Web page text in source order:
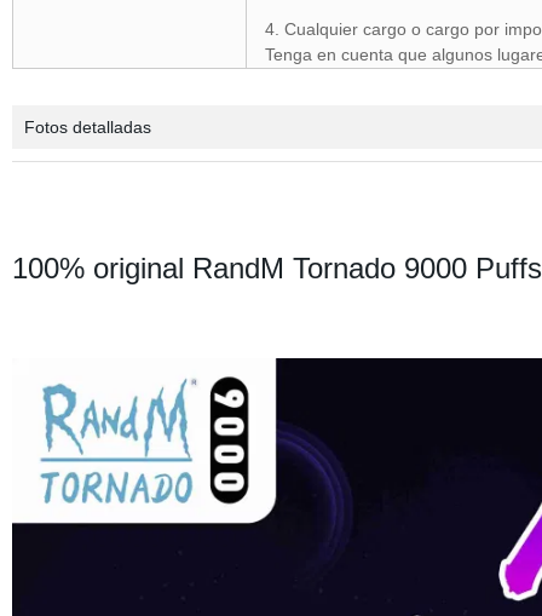
4. Cualquier cargo o cargo por
Tenga en cuenta que algunos
Fotos detalladas
100% original RandM Tornado 9000